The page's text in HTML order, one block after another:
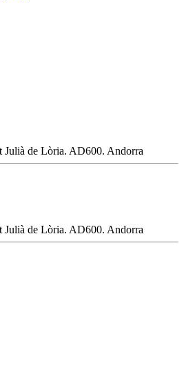
Julià de Lòria. AD600. Andorra
Julià de Lòria. AD600. Andorra